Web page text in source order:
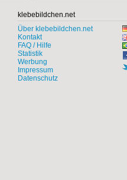
klebebildchen.net
Über klebebildchen.net
Kontakt
FAQ / Hilfe
Statistik
Werbung
Impressum
Datenschutz